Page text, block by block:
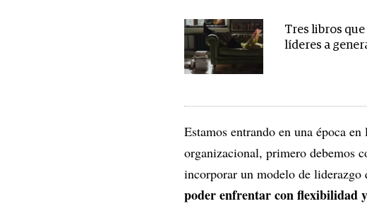
Tres libros
líderes a
Estamos entrando en una época
organizacional, primero debemos
incorporar un modelo de liderazgo
poder enfrentar con flexibilidad